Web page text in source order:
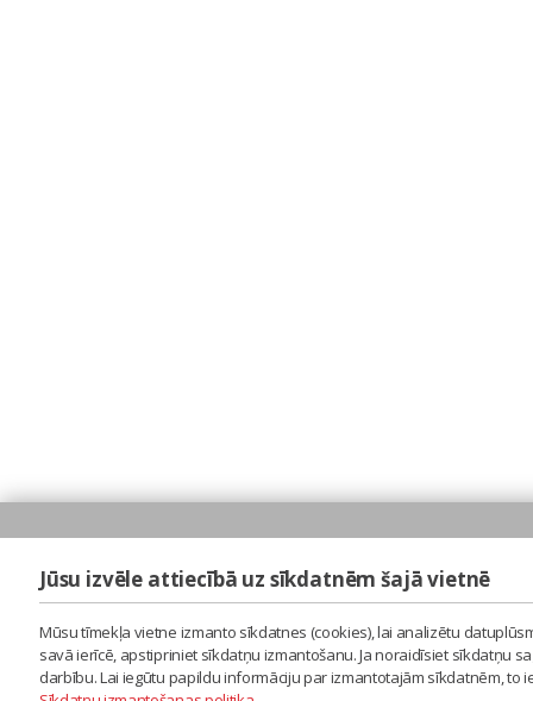
Jūsu izvēle attiecībā uz sīkdatnēm šajā vietnē
Mūsu tīmekļa vietne izmanto sīkdatnes (cookies), lai analizētu
savā ierīcē, apstipriniet sīkdatņu izmantošanu. Ja noraidīsiet sīkdatņu
darbību. Lai iegūtu papildu informāciju par izmantotajām sīkdatnēm,